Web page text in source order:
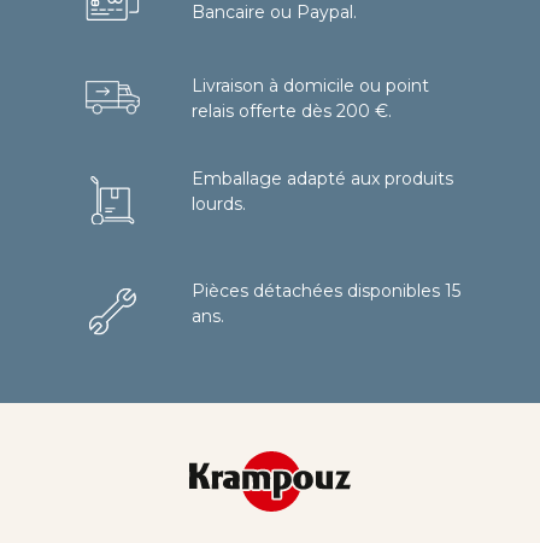
Bancaire ou Paypal.
Livraison à domicile ou point
relais offerte dès 200 €.
Emballage adapté aux produits
lourds.
Pièces détachées disponibles 15
ans.